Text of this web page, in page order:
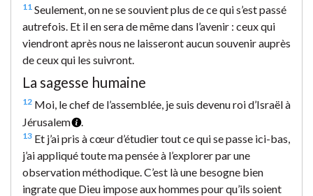
11 Seulement, on ne se souvient plus de ce qui s’est passé
autrefois. Et il en sera de même dans l’avenir : ceux qui
viendront après nous ne laisseront aucun souvenir auprès
de ceux qui les suivront.
La sagesse humaine
12 Moi, le chef de l’assemblée, je suis devenu roi d’Israël à
Jérusalem
.
13 Et j’ai pris à cœur d’étudier tout ce qui se passe ici-bas,
j’ai appliqué toute ma pensée à l’explorer par une
observation méthodique. C’est là une besogne bien
ingrate que Dieu impose aux hommes pour qu’ils soient